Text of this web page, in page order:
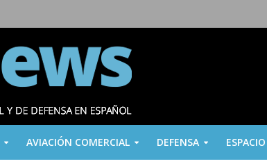
AVIACIÓN COMERCIAL DEFENSA ESPACIO